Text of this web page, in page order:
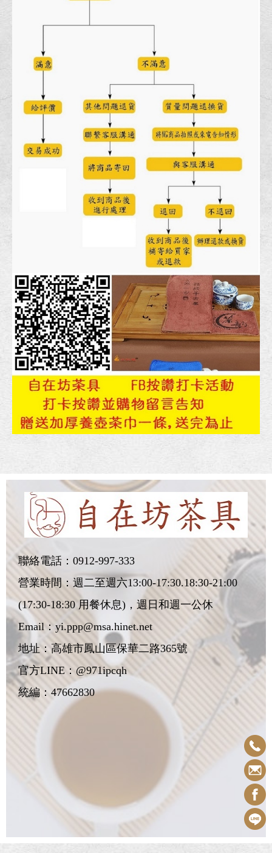
聯絡電話： 0912-997-333
營業時間：週二至週六13:00-17:30.18:30-21:00
(17:30-18:30 用餐休息)，週日和週一公休
Email： yi.ppp@msa.hinet.net
地址： 高雄市鳳山區保華二路365號
官方LINE：@971ipcqh
統編：47662830